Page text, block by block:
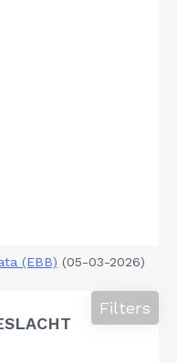
(EBB) (05-03-2026)
Filters